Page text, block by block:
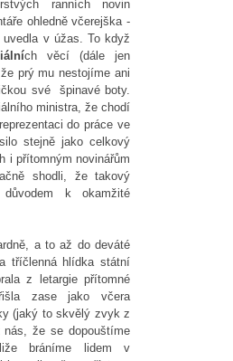
ranních novin
ohledně včerejška -
v úžas. To když
ch věcí (dále jen
prý mu nestojíme ani
své špinavé boty.
ministra, že chodí
do práce ve
stejně jako celkový
i přítomným novinářům
shodli, že takový
k okamžité
a to až do deváté
tříčlenná hlídka státní
z letargie přítomné
zase jako včera
(jaký to skvělý zvyk z
že se dopouštíme
bráníme lidem v